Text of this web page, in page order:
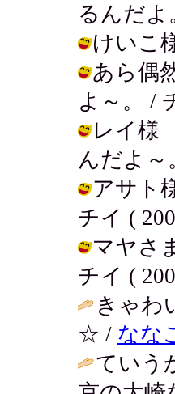
るんだよ
けいこ
あら偶
よ～。 /
レイ様
んだよ～
アサト
チイ (
マヤさ
チイ (
きゃわ
☆ / なな
ていう